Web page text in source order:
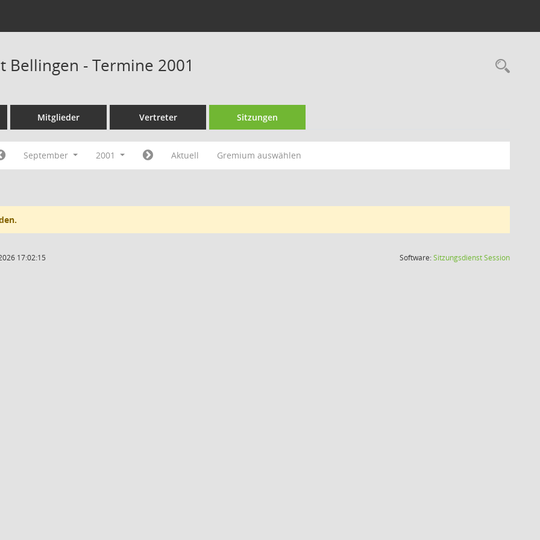
Bellingen - Termine 2001
Mitglieder Vertreter Sitzungen
September 2001 Aktuell Gremium auswählen
17:02:15 Software:SitzungsdienstSession(Wird in